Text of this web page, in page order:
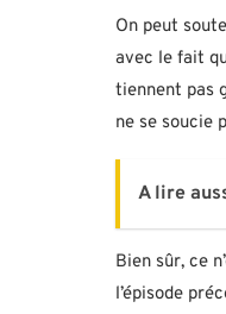
On peut
avec le fait
tiennent pas
ne se soucie
A lire
Bien sûr, ce
l’épisode